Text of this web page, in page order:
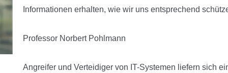
Informationen erhalten, wie wir uns entsprechend
Professor Norbert Pohlmann
Angreifer und Verteidiger von IT-Systemen liefern sich